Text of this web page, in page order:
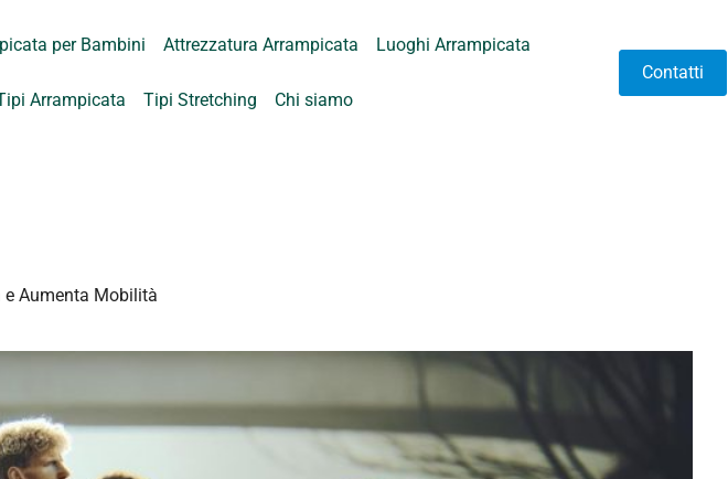
per Bambini Attrezzatura Arrampicata Luoghi Arrampicata
Arrampicata Tipi Stretching Chi siamo
Contatti
Aumenta Mobilità